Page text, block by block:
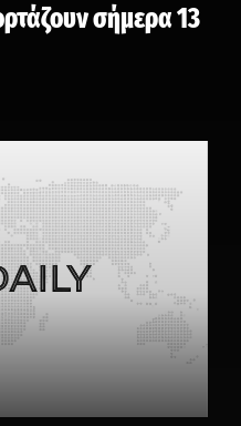
σήμερα 13